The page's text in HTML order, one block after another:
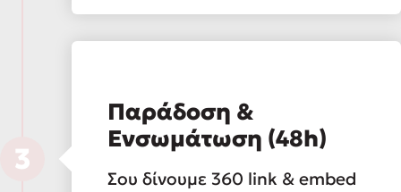
Παράδοση &
Ενσωμάτωση (48h)
Σου δίνουμε 360 link & embed
3